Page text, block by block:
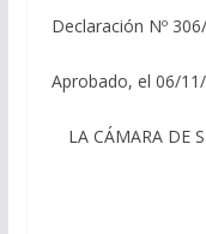
Declaración Nº
Aprobado, el 06/
LA CÁMARA DE